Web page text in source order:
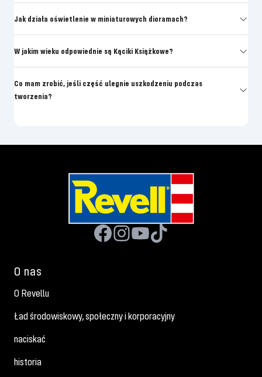
Jak działa oświetlenie w miniaturowych dioramach?
W jakim wieku odpowiednie są Kąciki Książkowe?
Co mam zrobić, jeśli część ulegnie uszkodzeniu podczas
tworzenia?
O nas
O Revellu
Ład środowiskowy, społeczny i korporacyjny
naciskać
historia